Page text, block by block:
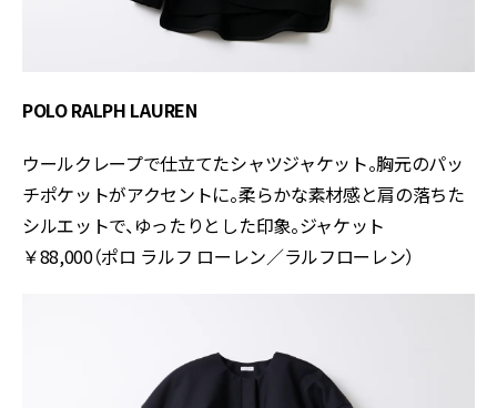
POLO RALPH LAUREN
ウールクレープで仕立てたシャツジャケット。胸元のパッ
チポケットがアクセントに。柔らかな素材感と肩の落ちた
シルエットで、ゆったりとした印象。ジャケット
￥88,000（ポロ ラルフ ローレン／ラルフローレン）